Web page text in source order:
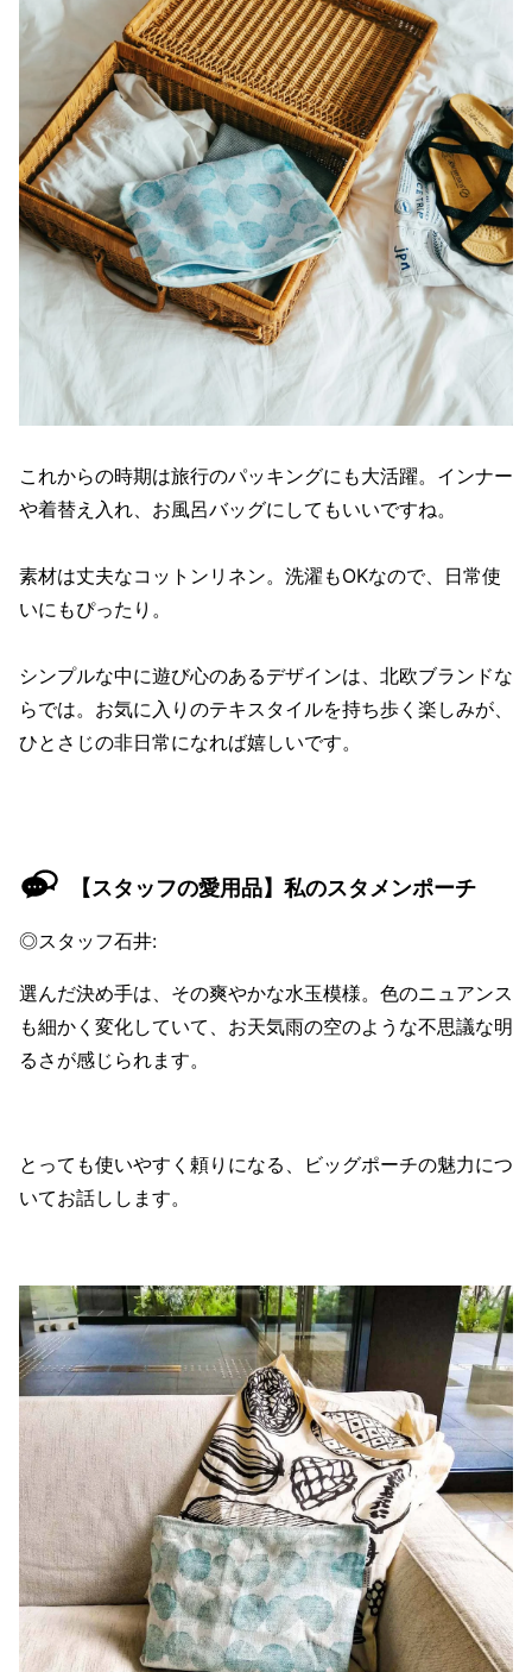
これからの時期は旅行のパッキングにも大活躍。インナー
や着替え入れ、お風呂バッグにしてもいいですね。
素材は丈夫なコットンリネン。洗濯もOKなので、日常使
いにもぴったり。
シンプルな中に遊び心のあるデザインは、北欧ブランドな
らでは。お気に入りのテキスタイルを持ち歩く楽しみが、
ひとさじの非日常になれば嬉しいです。
【スタッフの愛用品】私のスタメンポーチ
◎スタッフ石井:
選んだ決め手は、その爽やかな水玉模様。色のニュアンス
も細かく変化していて、お天気雨の空のような不思議な明
るさが感じられます。
とっても使いやすく頼りになる、ビッグポーチの魅力につ
いてお話しします。